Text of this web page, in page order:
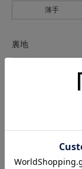
薄手
裏地
伸縮性